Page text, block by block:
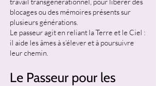
blocages ou des mémoires présents sur
plusieurs générations.
Le passeur agit en reliant la Terre et le Ciel :
il aide les âmes à s’élever et à poursuivre
leur chemin.
Le Passeur pour les